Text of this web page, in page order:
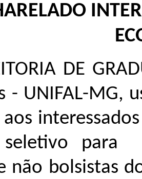
DE
- UNIFAL-MG,
seletivo para
não bolsistas